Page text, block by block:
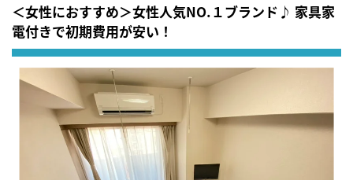
＜女性におすすめ＞女性人気NO.１ブランド♪ 家具家
電付きで初期費用が安い！